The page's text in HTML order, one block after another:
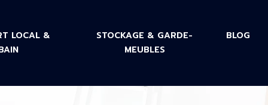
LOCAL &
STOCKAGE & GARDE-
MEUBLES
BLOG